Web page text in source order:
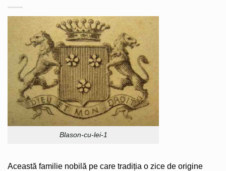
Blason-cu-lei-1
Această familie nobilă pe care tradiția o zice de origine